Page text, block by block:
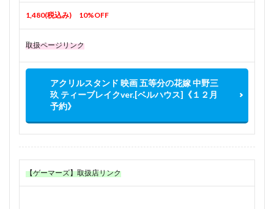
1,480(税込み) 10%OFF
取扱ページリンク
アクリルスタンド 映画 五等分の花嫁 中野三
玖 ティーブレイクver.[ベルハウス]《１２月
予約》
【ゲーマーズ】取扱店リンク